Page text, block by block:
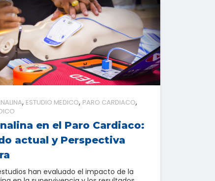
ESTUDIO MEDICO PARO CARDIACO
en el Paro Cardiaco:
actual y Perspectiva
han evaluado el impacto de la